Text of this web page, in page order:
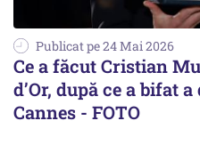
Publicat pe 24 Mai 2026
Ce a făcut Cristian
d’Or, după ce a bifat
Cannes - FOTO